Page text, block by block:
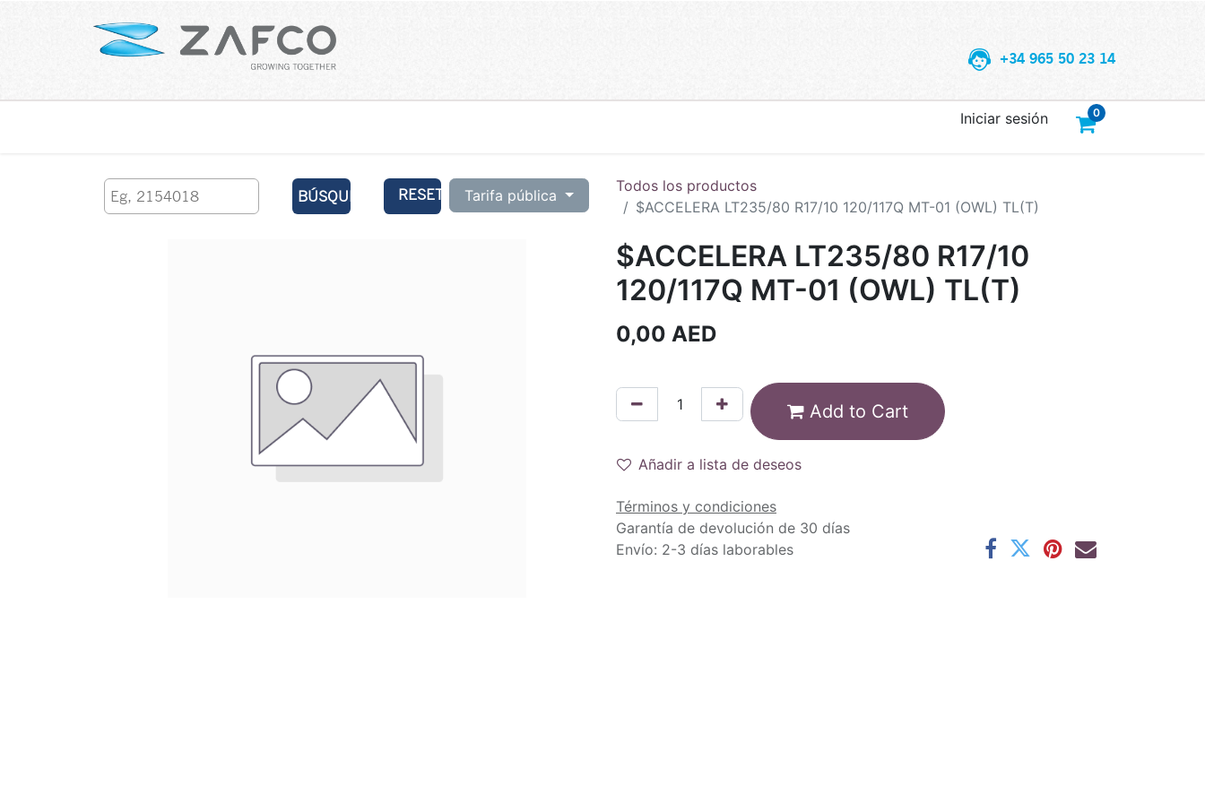
+34 965 50 23 14
0
Iniciar sesión
BÚSQUEDA RESET Tarifa pública
Todos los productos
$ACCELERA LT235/80 R17/10 120/117Q MT-01 (OWL) TL(T)
$ACCELERA LT235/80 R17/10
120/117Q MT-01 (OWL) TL(T)
0,00 AED
Add to Cart
Añadir a lista de deseos
Términos y condiciones
Garantía de devolución de 30 días
Envío: 2-3 días laborables